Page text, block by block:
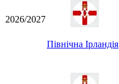
2026/2027
Північна Ірландія